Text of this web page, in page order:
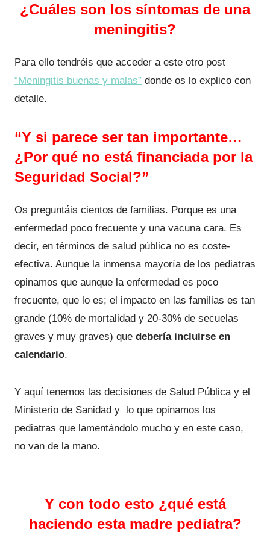
¿Cuáles son los síntomas de una
meningitis?
Para ello tendréis que acceder a este otro post
“Meningitis buenas y malas” donde os lo explico con
detalle.
“Y si parece ser tan importante…
¿Por qué no está financiada por la
Seguridad Social?”
Os preguntáis cientos de familias. Porque es una
enfermedad poco frecuente y una vacuna cara. Es
decir, en términos de salud pública no es coste-
efectiva. Aunque la inmensa mayoría de los pediatras
opinamos que aunque la enfermedad es poco
frecuente, que lo es; el impacto en las familias es tan
grande (10% de mortalidad y 20-30% de secuelas
graves y muy graves) que debería incluirse en
calendario.
Y aquí tenemos las decisiones de Salud Pública y el
Ministerio de Sanidad y lo que opinamos los
pediatras que lamentándolo mucho y en este caso,
no van de la mano.
Y con todo esto ¿qué está
haciendo esta madre pediatra?